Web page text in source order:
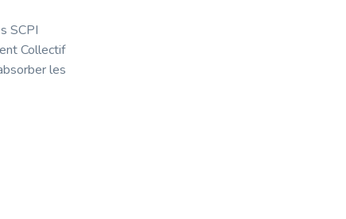
SCPI
Collectif
les